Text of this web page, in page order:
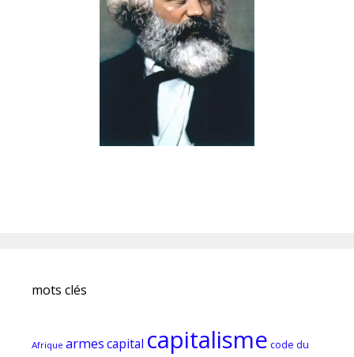
mots clés
Afrique armescapital capitalisme code du